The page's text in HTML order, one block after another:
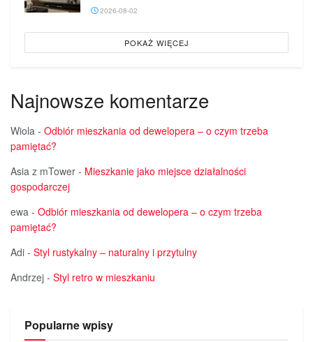
2026-08-02
POKAŻ WIĘCEJ
Najnowsze komentarze
Wiola - Odbiór mieszkania od dewelopera – o czym trzeba
pamiętać?
Asia z mTower - Mieszkanie jako miejsce działalności
gospodarczej
ewa - Odbiór mieszkania od dewelopera – o czym trzeba
pamiętać?
Adi - Styl rustykalny – naturalny i przytulny
Andrzej - Styl retro w mieszkaniu
Popularne wpisy